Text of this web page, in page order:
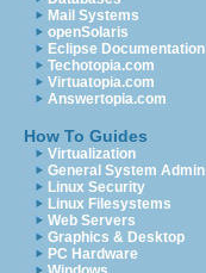
Mail Systems
openSolaris
Eclipse Documentation
Techotopia.com
Virtuatopia.com
Answertopia.com
How To Guides
Virtualization
General System Admin
Linux Security
Linux Filesystems
Web Servers
Graphics & Desktop
PC Hardware